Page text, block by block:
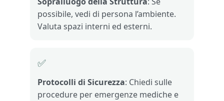
possibile, vedi di persona l’ambiente.
Valuta spazi interni ed esterni.
✅
Protocolli di Sicurezza: Chiedi sulle
procedure per emergenze mediche e